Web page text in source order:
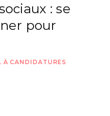
: se
pour
À CANDIDATURES